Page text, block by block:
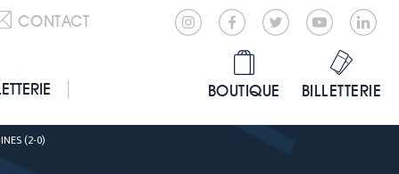
CONTACT
BOUTIQUE BILLETTERIE
(2-0)